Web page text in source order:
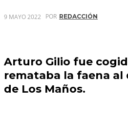
9 MAYO 2022 POR REDACCIÓN
Arturo Gilio fue
remataba la faena
de Los Maños.